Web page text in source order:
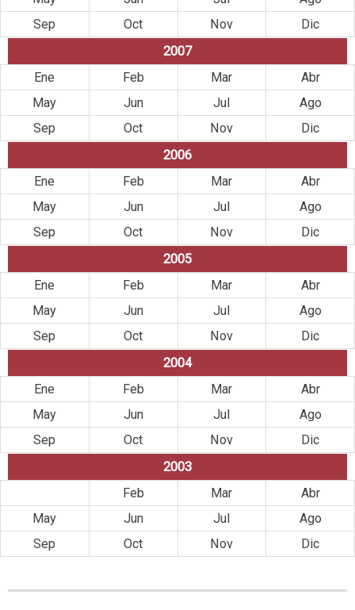
Sep
Oct Nov
Dic
2007
Ene
Feb Mar
Abr
May
Jun Jul
Ago
Sep
Oct Nov
Dic
2006
Ene
Feb Mar
Abr
May
Jun Jul
Ago
Sep
Oct Nov
Dic
2005
Ene
Feb Mar
Abr
May
Jun Jul
Ago
Sep
Oct Nov
Dic
2004
Ene
Feb Mar
Abr
May
Jun Jul
Ago
Sep
Oct Nov
Dic
2003
Feb Mar
Abr
May
Jun Jul
Ago
Sep
Oct Nov Dic